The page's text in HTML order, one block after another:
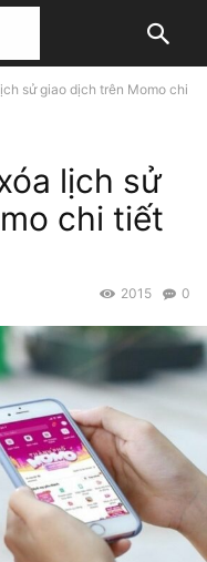
sử giao dịch trên Momo chi
lịch sử
chi tiết
0
2015